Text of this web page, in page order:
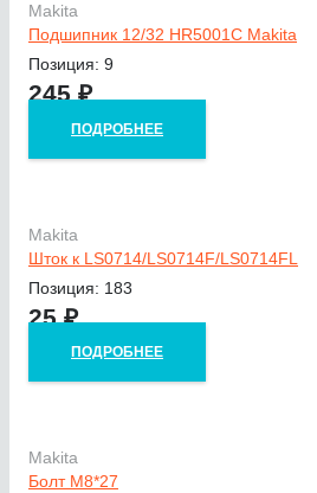
Makita
Подшипник 12/32 HR5001C Makita
Позиция: 9
245₽
ПОДРОБНЕЕ
Makita
Шток к LS0714/LS0714F/LS0714FL
Позиция: 183
25₽
ПОДРОБНЕЕ
Makita
Болт М8*27